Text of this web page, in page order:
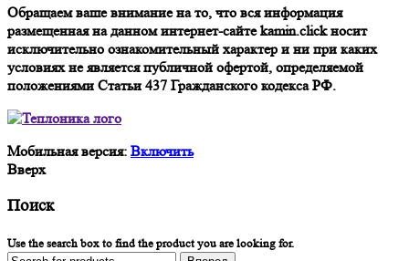
Обращаем ваше внимание на то, что вся информация
размещенная на данном интернет-сайте kamin.click носит
исключительно ознакомительный характер и ни при каких
условиях не является публичной офертой, определяемой
положениями Статьи 437 Гражданского кодекса РФ.
Мобильная версия: Включить
Вверх
Поиск
Use the search box to find the product you are looking for.